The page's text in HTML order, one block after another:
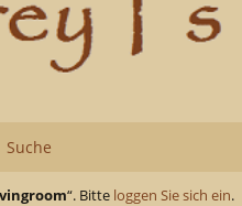
Suche
“. Bitte loggen Sie sich ein.